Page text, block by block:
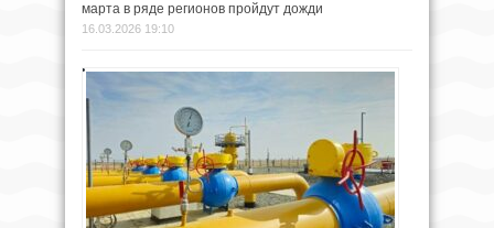
марта в ряде регионов пройдут дожди
16.03.2026 19:10